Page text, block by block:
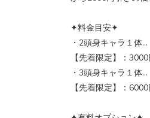
✦料金目安✦
・2頭身キャラ１
【先着限定】：3000
・3頭身キャラ１
【先着限定】：6000